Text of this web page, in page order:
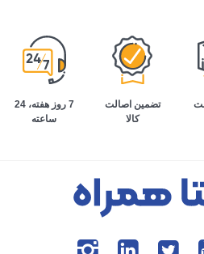
تضمین اصالت
کالا
7 روز هفته، 24
ساعته